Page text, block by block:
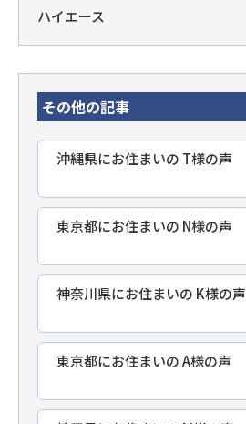
ハイエース
その他の記事
沖縄県にお住まいの T様の声
東京都にお住まいの N様の声
神奈川県にお住まいの K様の声
東京都にお住まいの A様の声